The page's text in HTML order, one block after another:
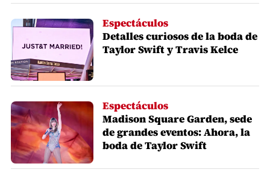
Espectáculos
Detalles curiosos de la boda de
Taylor Swift y Travis Kelce
Espectáculos
Madison Square Garden, sede
de grandes eventos: Ahora, la
boda de Taylor Swift